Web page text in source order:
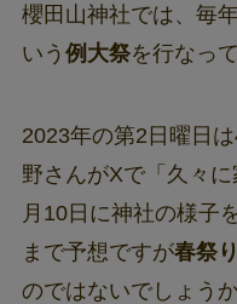
櫻田山神社では、毎
いう 例大祭を行なっ
2023年の第2日曜日
野さんがXで「久々
月10日に神社の様子
まで予想ですが春祭
のではないでしょうか